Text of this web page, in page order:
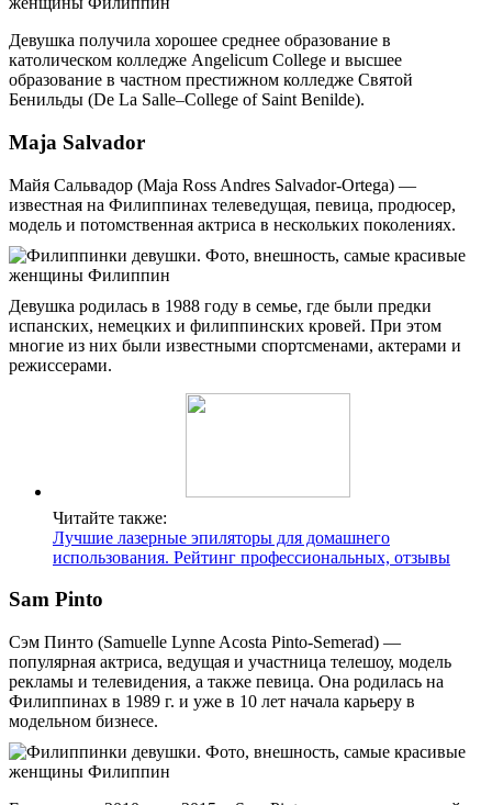
Девушка получила хорошее среднее образование в
католическом колледже Angelicum College и высшее
образование в частном престижном колледже Святой
Бенильды (De La Salle–College of Saint Benilde).
Maja Salvador
Майя Сальвадор (Maja Ross Andres Salvador-Ortega) —
известная на Филиппинах телеведущая, певица, продюсер,
модель и потомственная актриса в нескольких поколениях.
Девушка родилась в 1988 году в семье, где были предки
испанских, немецких и филиппинских кровей. При этом
многие из них были известными спортсменами, актерами и
режиссерами.
Читайте также:
Лучшие лазерные эпиляторы для домашнего
использования. Рейтинг профессиональных, отзывы
Sam Pinto
Сэм Пинто (Samuelle Lynne Acosta Pinto-Semerad) —
популярная актриса, ведущая и участница телешоу, модель
рекламы и телевидения, а также певица. Она родилась на
Филиппинах в 1989 г. и уже в 10 лет начала карьеру в
модельном бизнесе.